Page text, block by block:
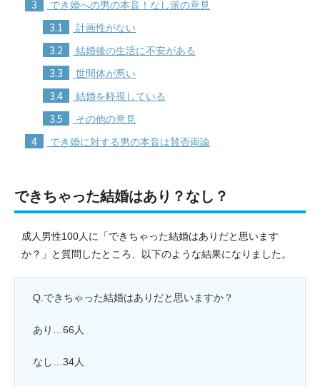
3 でき婚への男の本音！なし派の意見
3.1 計画性がない
3.2 結婚後の生活に不安がある
3.3 世間体が悪い
3.4 結婚を軽視している
3.5 その他の意見
4 でき婚に対する男の本音は賛否両論
できちゃった結婚はあり？なし？
成人男性100人に「できちゃった結婚はありだと思います
か？」と質問したところ、以下のような結果になりました。
Q.できちゃった結婚はありだと思いますか？
あり…66人
なし…34人